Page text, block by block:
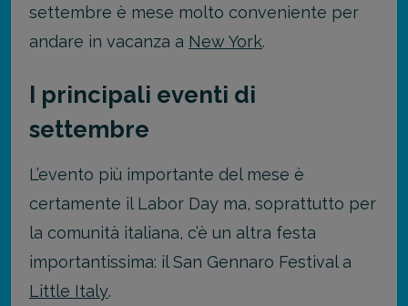
settembre è mese molto conveniente per
andare in vacanza a New York.
I principali eventi di
settembre
L’evento più importante del mese è
certamente il Labor Day ma, soprattutto per
la comunità italiana, c’è un altra festa
importantissima: il San Gennaro Festival a
Little Italy.